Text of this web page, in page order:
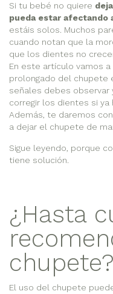
Si tu bebé no quiere
pueda estar afectando
estáis solos. Muchos
cuando notan que la
que los dientes no
En este artículo vamos
prolongado del chupete
señales debes observar
corregir los dientes si ya
Además, te daremos
a dejar el chupete de
Sigue leyendo, porque
tiene solución.
¿Hasta
chupete?
El uso del chupete